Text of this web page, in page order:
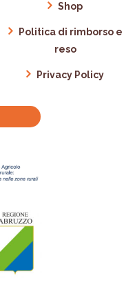
Shop
Politica di rimborso e
reso
Privacy Policy